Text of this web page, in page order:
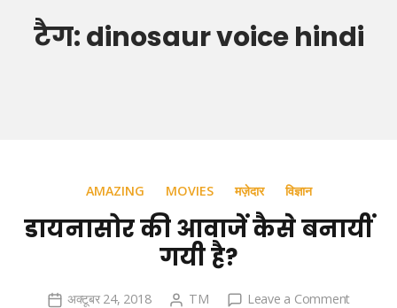
टैग:dinosaur voice hindi
AMAZING MOVIES मज़ेदार विज्ञान
डायनासोर की आवाजें कैसे बनायीं
गयी है?
अक्टूबर 24, 2018 TM Leave a Commenton